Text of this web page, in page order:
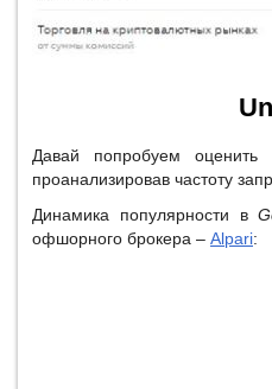
Давай попробуем оценить
проанализировав частоту
Динамика популярности в
офшорного брокера – Alpari: